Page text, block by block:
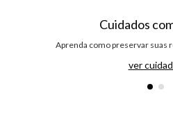
Cuidados
Aprenda como preservar suas
ver